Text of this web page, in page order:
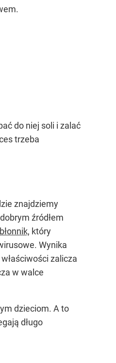
do niej soli i zalać
trzeba
znajdziemy
źródłem
błonnik, który
Wynika
zalicza
w walce
dzieciom. A to
długo